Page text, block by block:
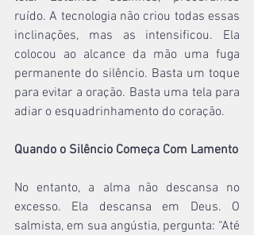
ruído. A tecnologia não criou todas essas
inclinações, mas as intensificou. Ela
colocou ao alcance da mão uma fuga
permanente do silêncio. Basta um toque
para evitar a oração. Basta uma tela para
adiar o esquadrinhamento do coração.
Quando o Silêncio Começa Com Lamento
No entanto, a alma não descansa no
excesso. Ela descansa em Deus. O
salmista, em sua angústia, pergunta: “Até